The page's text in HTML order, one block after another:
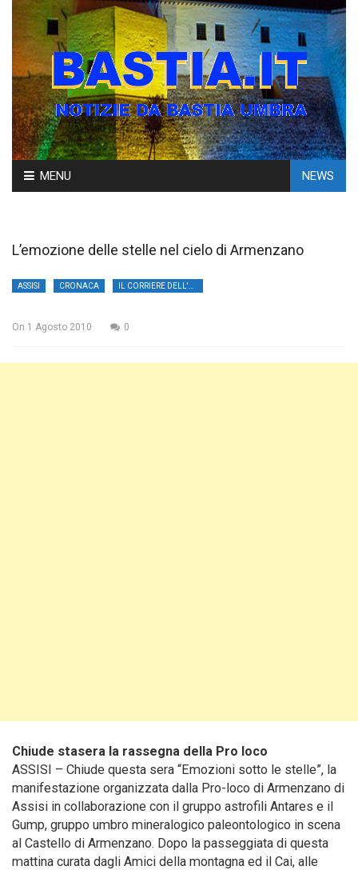
Skip
to
MENU NEWS
L’emozione delle stelle nel cielo di Armenzano
ASSISI CRONACA
On 1 Agosto 2010 0
Chiude stasera la rassegna della Pro loco
ASSISI – Chiude questa sera “Emozioni sotto le stelle”, la
manifestazione organizzata dalla Pro-loco di Armenzano di
Assisi in collaborazione con il gruppo astrofili Antares e il
Gump, gruppo umbro mineralogico paleontologico in scena
al Castello di Armenzano. Dopo la passeggiata di questa
mattina curata dagli Amici della montagna ed il Cai, alle